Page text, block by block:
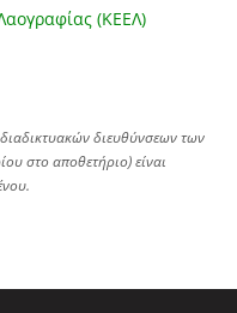
(ΚΕΕΛ)
διευθύνσεων των
στο αποθετήριο) είναι